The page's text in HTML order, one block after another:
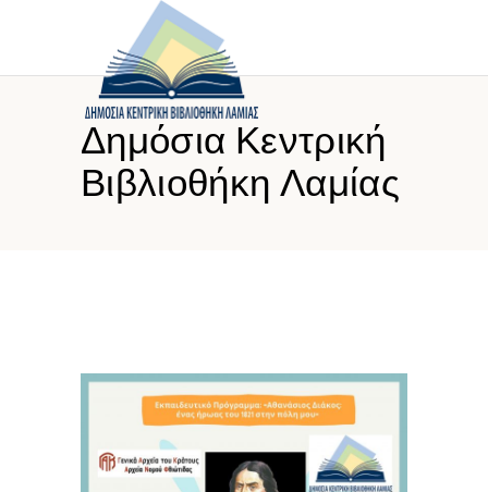
Δημόσια Κεντρική
Βιβλιοθήκη Λαμίας